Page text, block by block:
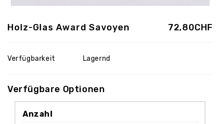
72,80CHF
Holz-Glas Award Savoyen
Verfügbarkeit Lagernd
Verfügbare Optionen
Anzahl